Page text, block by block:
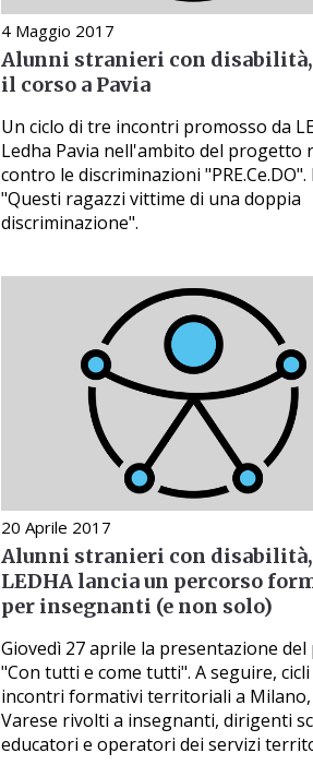
4 Maggio 2017
Alunni stranieri con
il corso a Pavia
Un ciclo di tre incontri promosso da
Ledha Pavia nell'ambito del progetto
contro le discriminazioni "PRE.Ce.DO".
"Questi ragazzi vittime di una doppia
discriminazione".
20 Aprile 2017
Alunni stranieri con disabilità,
LEDHA lancia un percorso
per insegnanti (e non solo)
Giovedì 27 aprile la presentazione
"Con tutti e come tutti". A seguire, cicli
incontri formativi territoriali a Milano,
Varese rivolti a insegnanti, dirigenti
educatori e operatori dei servizi